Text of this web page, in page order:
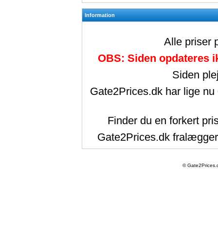
Information
Alle priser
OBS: Siden opdateres
Siden
Gate2Prices.dk har lige nu
Finder du en forkert
Gate2Prices.dk
©